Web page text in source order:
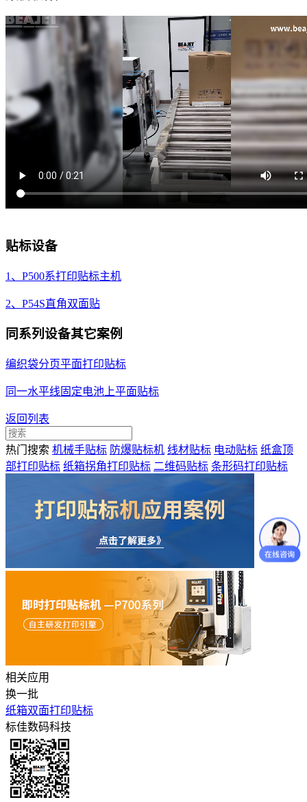
贴标设备
1、P500系打印贴标主机
2、P54S直角双面贴
同系列设备其它案例
编织袋分页平面打印贴标
同一水平线固定电池上平面贴标
返回列表
热门搜索 机械手贴标 防爆贴标机 线材贴标 电动贴标 纸盒顶
部打印贴标 纸箱拐角打印贴标 二维码贴标 条形码打印贴标
相关应用
换一批
纸箱双面打印贴标
标佳数码科技